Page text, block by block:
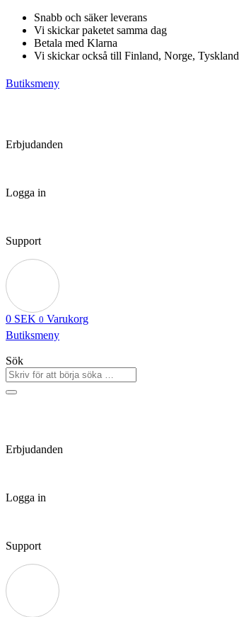
Hoppa
innehåll
Snabb och säker leverans
Vi skickar paketet samma dag
Betala med Klarna
Vi skickar också till Finland, Norge, Tyskland
Butiksmeny
Erbjudanden
Logga in
Support
0 SEK 0 Varukorg
Butiksmeny
Sök
Erbjudanden
Logga in
Support